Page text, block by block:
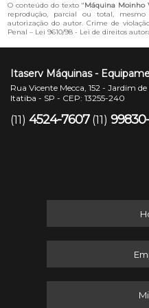
O conteúdo do texto "Máquina Moinho
reprodução, parcial ou total,
autorização do autor. Crime de
Penal – Lei 9610/98 - Lei de direitos
Itaserv Máquinas -
Rua Vicente Mecca, 152 - Jardim de
Itatiba - SP - CEP: 13255-240
(11) 4524-7607 (11)